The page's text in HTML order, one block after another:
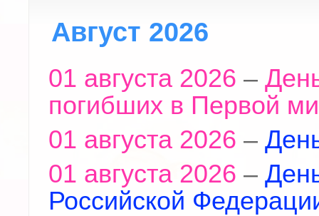
Август 2026
01 августа 2026 –
погибших в Первой
01 августа 2026 –
01 августа 2026 –
Российской